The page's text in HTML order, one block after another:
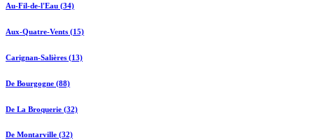
Au-Fil-de-l'Eau (34)
Aux-Quatre-Vents (15)
Carignan-Salières (13)
De Bourgogne (88)
De La Broquerie (32)
De Montarville (32)